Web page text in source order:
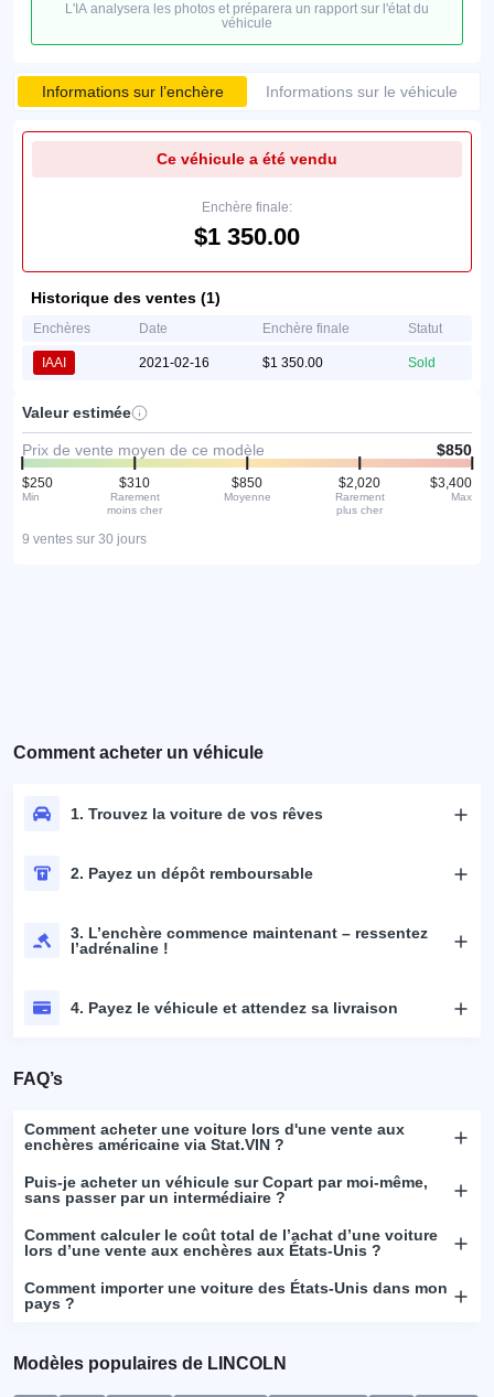
L'IA analysera les photos et préparera un rapport sur l'état du
véhicule
Informations sur l’enchère Informations sur le véhicule
Ce véhicule a été vendu
Enchère finale:
$1 350.00
Historique des ventes (1)
Enchères Date Enchère finale Statut
IAAI 2021-02-16 $1 350.00 Sold
Valeur estimée
Prix de vente moyen de ce modèle $850
$250
Min
$310
Rarement
moins cher
$850
Moyenne
$2,020
Rarement
plus cher
$3,400
Max
9 ventes sur 30 jours
Comment acheter un véhicule
1. Trouvez la voiture de vos rêves
2. Payez un dépôt remboursable
3. L’enchère commence maintenant – ressentez
l’adrénaline !
4. Payez le véhicule et attendez sa livraison
FAQ’s
Comment acheter une voiture lors d'une vente aux
enchères américaine via Stat.VIN ?
Puis-je acheter un véhicule sur Copart par moi-même,
sans passer par un intermédiaire ?
Comment calculer le coût total de l’achat d’une voiture
lors d’une vente aux enchères aux États-Unis ?
Comment importer une voiture des États-Unis dans mon
pays ?
Modèles populaires de LINCOLN